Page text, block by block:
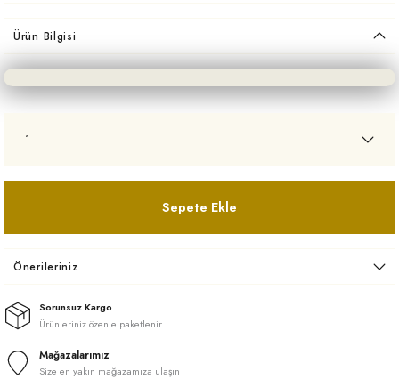
Ürün Bilgisi
Sepete Ekle
Önerileriniz
Sorunsuz Kargo
Ürünleriniz özenle paketlenir.
Mağazalarımız
Size en yakın mağazamıza ulaşın